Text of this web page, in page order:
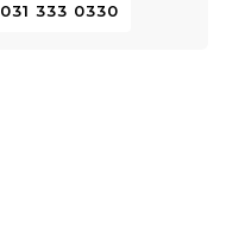
031 333 0330